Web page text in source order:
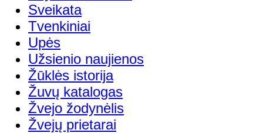
Sveikata
Tvenkiniai
Upės
Užsienio naujienos
Žūklės istorija
Žuvų katalogas
Žvejo žodynėlis
Žvejų prietarai